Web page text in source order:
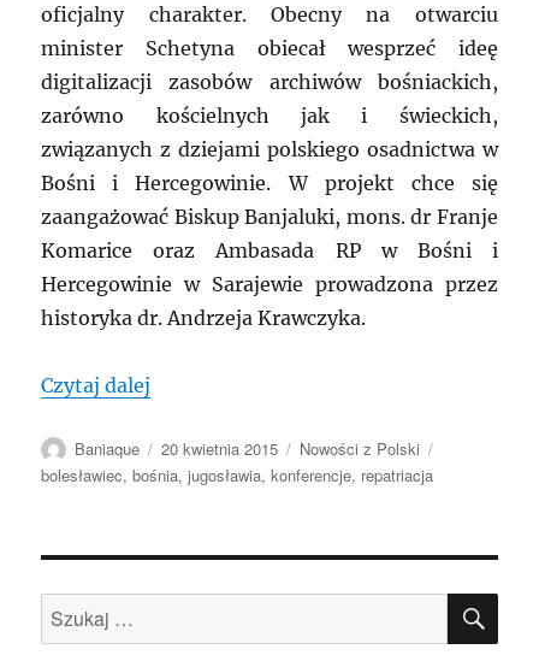
oficjalny charakter. Obecny na otwarciu
minister Schetyna obiecał wesprzeć ideę
digitalizacji zasobów archiwów bośniackich,
zarówno kościelnych jak i świeckich,
związanych z dziejami polskiego osadnictwa w
Bośni i Hercegowinie. W projekt chce się
zaangażować Biskup Banjaluki, mons. dr Franje
Komarice oraz Ambasada RP w Bośni i
Hercegowinie w Sarajewie prowadzona przez
historyka dr. Andrzeja Krawczyka.
Czytaj dalej
Autor
Baniaque
Data
publikacji
20 kwietnia 2015 Kategorie
Nowości z Polski
bolesławiec,bośnia,jugosławia,konferencje, repatriacja
Szukaj: